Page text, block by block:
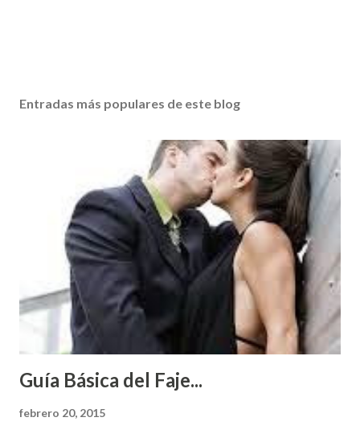
Entradas más populares de este blog
Guía Básica del Faje...
febrero 20, 2015